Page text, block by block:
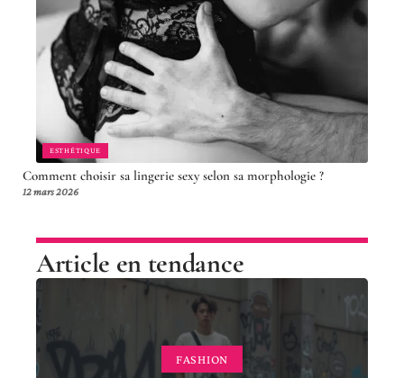
ESTHÉTIQUE
Comment choisir sa lingerie sexy selon sa morphologie ?
12 mars 2026
Article en tendance
FASHION